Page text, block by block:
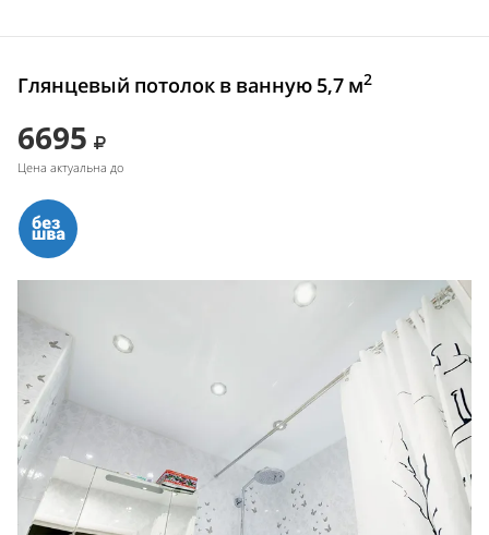
Глянцевый потолок в ванную 5,7 м2
6695
Цена актуальна до